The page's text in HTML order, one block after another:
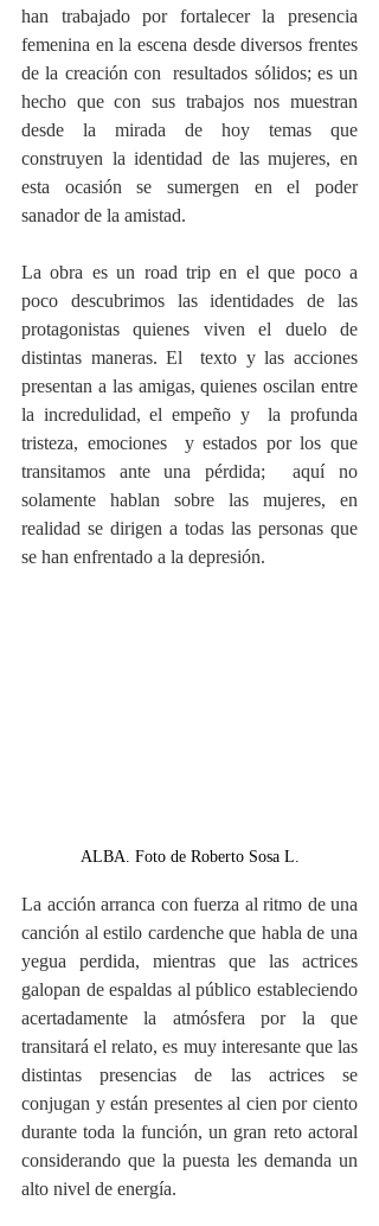
han trabajado por fortalecer la presencia
femenina en la escena desde diversos frentes
de la creación con  resultados sólidos; es un
hecho que con sus trabajos nos muestran
desde la mirada de hoy temas que
construyen la identidad de las mujeres, en
esta ocasión se sumergen en el poder
sanador de la amistad.
La obra es un road trip en el que poco a
poco descubrimos las identidades de las
protagonistas quienes viven el duelo de
distintas maneras. El  texto y las acciones
presentan a las amigas, quienes oscilan entre
la incredulidad, el empeño y  la profunda
tristeza, emociones  y estados por los que
transitamos ante una pérdida;  aquí no
solamente hablan sobre las mujeres, en
realidad se dirigen a todas las personas que
se han enfrentado a la depresión.
ALBA. Foto de Roberto Sosa L.
La acción arranca con fuerza al ritmo de una
canción al estilo cardenche que habla de una
yegua perdida, mientras que las actrices
galopan de espaldas al público estableciendo
acertadamente la atmósfera por la que
transitará el relato, es muy interesante que las
distintas presencias de las actrices se
conjugan y están presentes al cien por ciento
durante toda la función, un gran reto actoral
considerando que la puesta les demanda un
alto nivel de energía.